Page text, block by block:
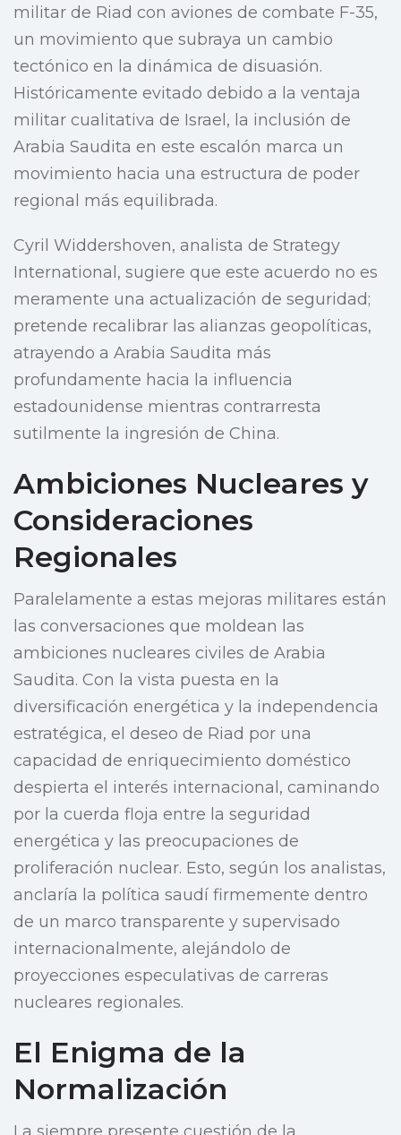
militar de Riad con aviones de combate F-35,
un movimiento que subraya un cambio
tectónico en la dinámica de disuasión.
Históricamente evitado debido a la ventaja
militar cualitativa de Israel, la inclusión de
Arabia Saudita en este escalón marca un
movimiento hacia una estructura de poder
regional más equilibrada.
Cyril Widdershoven, analista de Strategy
International, sugiere que este acuerdo no es
meramente una actualización de seguridad;
pretende recalibrar las alianzas geopolíticas,
atrayendo a Arabia Saudita más
profundamente hacia la influencia
estadounidense mientras contrarresta
sutilmente la ingresión de China.
Ambiciones Nucleares y
Consideraciones
Regionales
Paralelamente a estas mejoras militares están
las conversaciones que moldean las
ambiciones nucleares civiles de Arabia
Saudita. Con la vista puesta en la
diversificación energética y la independencia
estratégica, el deseo de Riad por una
capacidad de enriquecimiento doméstico
despierta el interés internacional, caminando
por la cuerda floja entre la seguridad
energética y las preocupaciones de
proliferación nuclear. Esto, según los analistas,
anclaría la política saudí firmemente dentro
de un marco transparente y supervisado
internacionalmente, alejándolo de
proyecciones especulativas de carreras
nucleares regionales.
El Enigma de la
Normalización